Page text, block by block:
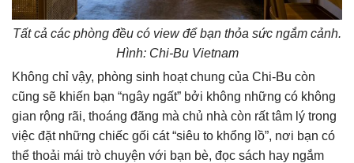
Tất cả các phòng đều có view để bạn thỏa sức ngắm cảnh.
Hình: Chi-Bu Vietnam
Không chỉ vậy, phòng sinh hoạt chung của Chi-Bu còn
cũng sẽ khiến bạn “ngây ngất” bởi không những có không
gian rộng rãi, thoáng đãng mà chủ nhà còn rất tâm lý trong
việc đặt những chiếc gối cát “siêu to khổng lồ”, nơi bạn có
thể thoải mái trò chuyện với bạn bè, đọc sách hay ngắm